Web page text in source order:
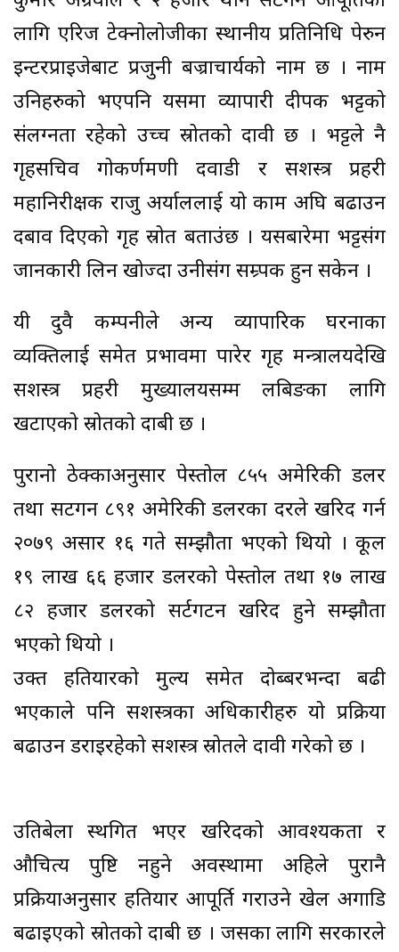
लागि एरिज टेक्नोलोजीका स्थानीय प्रतिनिधि पेरुन
इन्टरप्राइजेबाट प्रजुनी बज्राचार्यको नाम छ । नाम
उनिहरुको भएपनि यसमा व्यापारी दीपक भट्टको
संलग्नता रहेको उच्च स्रोतको दावी छ । भट्टले नै
गृहसचिव गोकर्णमणी दवाडी र सशस्त्र प्रहरी
महानिरीक्षक राजु अर्याललाई यो काम अघि बढाउन
दबाव दिएको गृह स्रोत बताउंछ । यसबारेमा भट्टसंग
जानकारी लिन खोज्दा उनीसंग सम्र्पक हुन सकेन ।
यी दुवै कम्पनीले अन्य व्यापारिक घरनाका
व्यक्तिलाई समेत प्रभावमा पारेर गृह मन्त्रालयदेखि
सशस्त्र प्रहरी मुख्यालयसम्म लबिङका लागि
खटाएको स्रोतको दाबी छ ।
पुरानो ठेक्काअनुसार पेस्तोल ८५५ अमेरिकी डलर
तथा सटगन ८९१ अमेरिकी डलरका दरले खरिद गर्न
२०७९ असार १६ गते सम्झौता भएको थियो । कूल
१९ लाख ६६ हजार डलरको पेस्तोल तथा १७ लाख
८२ हजार डलरको सर्टगटन खरिद हुने सम्झौता
भएको थियो ।
उक्त हतियारको मुल्य समेत दोब्बरभन्दा बढी
भएकाले पनि सशस्त्रका अधिकारीहरु यो प्रक्रिया
बढाउन डराइरहेको सशस्त्र स्रोतले दावी गरेको छ ।
उतिबेला स्थगित भएर खरिदको आवश्यकता र
औचित्य पुष्टि नहुने अवस्थामा अहिले पुरानै
प्रक्रियाअनुसार हतियार आपूर्ति गराउने खेल अगाडि
बढाइएको स्रोतको दाबी छ । जसका लागि सरकारले